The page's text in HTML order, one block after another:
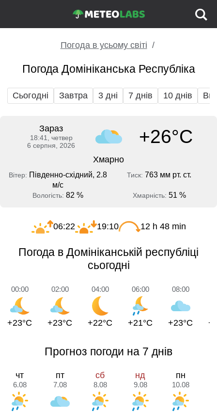
Погода в усьому світі
Погода Домініканська Республіка
Сьогодні Завтра 3 дні 7 днів 10 днів
Зараз
18:41, четвер
6 серпня, 2026
+26°C
Хмарно
Вітер: Південно-східний, 2.8
м/с
Тиск: 763 мм рт. ст.
Вологість: 82 % Хмарність: 51 %
06:22 19:10 12 h 48 min
Погода в Домініканській республіці
сьогодні
00:00
+23°C
02:00
+23°C
04:00
+22°C
06:00
+21°C
08:00
+23°C
Прогноз погоди на 7 днів
чт
6.08
пт
7.08
сб
8.08
нд
9.08
пн
10.08